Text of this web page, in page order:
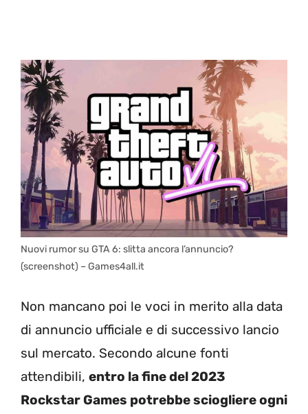
Nuovi rumor su GTA 6: slitta ancora l’annuncio?
(screenshot) – Games4all.it
Non mancano poi le voci in merito alla data
di annuncio ufficiale e di successivo lancio
sul mercato. Secondo alcune fonti
attendibili, entro la fine del 2023
Rockstar Games potrebbe sciogliere ogni